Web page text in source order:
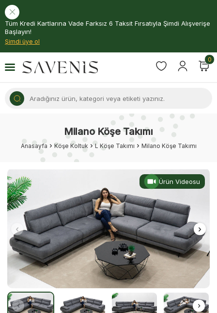
Tüm Kredi Kartlarına Vade Farksız 6 Taksit Fırsatıyla Şimdi Alışverişe
Başlayın!
Şimdi üye ol
0
Milano Köşe Takımı
Anasayfa Köşe Koltuk L Köşe Takımı Milano Köşe Takımı
Ürün Videosu